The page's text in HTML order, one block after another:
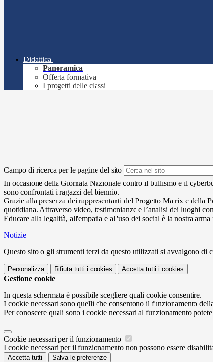
Didattica
Panoramica
Offerta formativa
I progetti delle classi
Campo di ricerca per le pagine del sito
In occasione della Giornata Nazionale contro il bullismo e il
sono confrontati i ragazzi del biennio.
Grazie alla presenza dei rappresentanti del Progetto Matrix e
quotidiana. Attraverso video, testimonianze e l’analisi dei luoghi
Educare alla legalità, all'empatia e all'uso dei social è la nostra
Notizie
Questo sito o gli strumenti terzi da questo utilizzati si avvalgono di
Personalizza Rifiuta tutti i cookies Accetta tutti i cookies
Gestione cookie
In questa schermata è possibile scegliere quali cookie consentire.
I cookie necessari sono quelli che consentono il funzionamento
Per conoscere quali sono i cookie necessari al funzionamento
Cookie necessari per il funzionamento
I cookie necessari per il funzionamento non possono essere
Accetta tutti Salva le preferenze